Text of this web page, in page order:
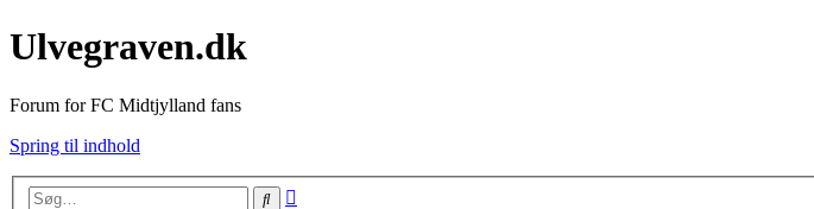
Ulvegraven.dk
Forum for FC Midtjylland fans
Spring til indhold
Søg